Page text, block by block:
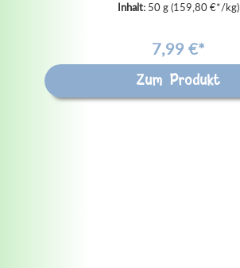
Inhalt: 50 g(159,80 €*/kg)
7,99 €*
Zum Produkt